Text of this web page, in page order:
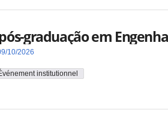
graduação em
10/2026
institutionnel